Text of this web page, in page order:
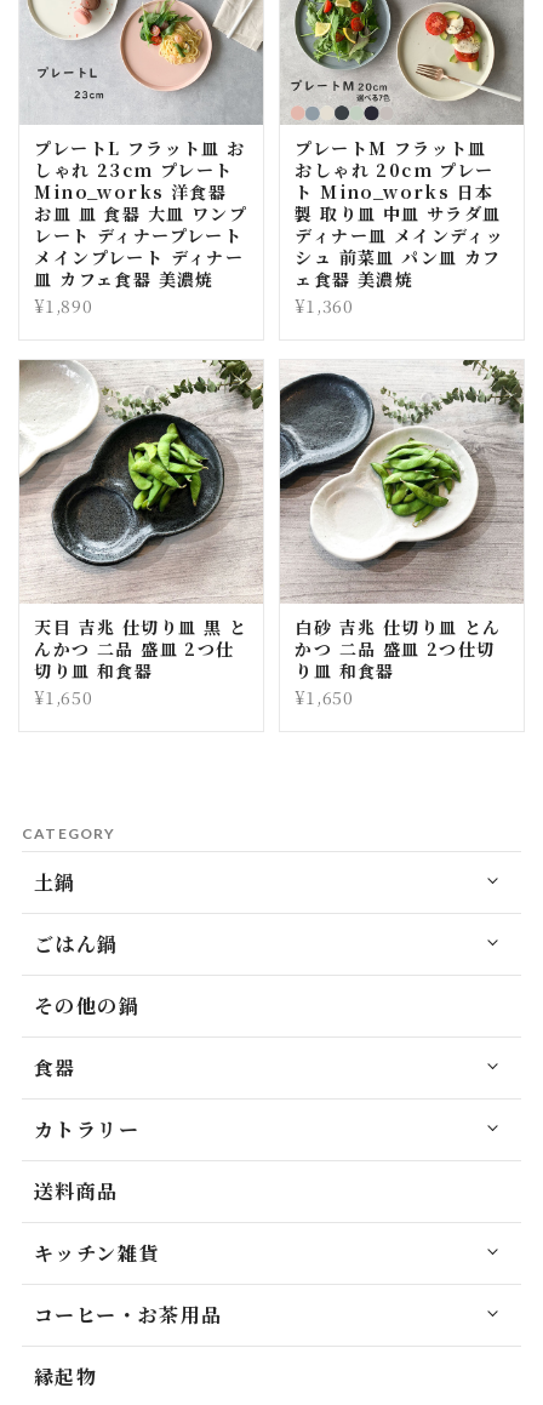
プレートL フラット皿 お
しゃれ 23cm プレート
Mino_works 洋食器
お皿 皿 食器 大皿 ワンプ
レート ディナープレート
メインプレート ディナー
皿 カフェ食器 美濃焼
¥1,890
プレートM フラット皿
おしゃれ 20cm プレー
ト Mino_works 日本
製 取り皿 中皿 サラダ皿
ディナー皿 メインディッ
シュ 前菜皿 パン皿 カフ
ェ食器 美濃焼
¥1,360
天目 吉兆 仕切り皿 黒 と
んかつ 二品 盛皿 2つ仕
切り皿 和食器
¥1,650
白砂 吉兆 仕切り皿 とん
かつ 二品 盛皿 2つ仕切
り皿 和食器
¥1,650
CATEGORY
土鍋
ごはん鍋
その他の鍋
食器
カトラリー
送料商品
キッチン雑貨
コーヒー・お茶用品
縁起物